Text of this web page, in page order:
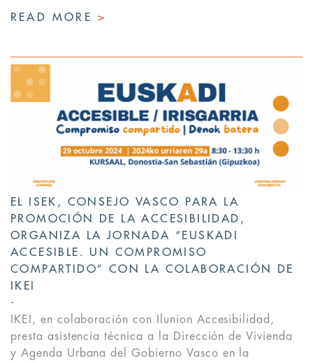
READ MORE >
EL ISEK, CONSEJO VASCO PARA LA
PROMOCIÓN DE LA ACCESIBILIDAD,
ORGANIZA LA JORNADA “EUSKADI
ACCESIBLE. UN COMPROMISO
COMPARTIDO” CON LA COLABORACIÓN DE
IKEI
IKEI, en colaboración con Ilunion Accesibilidad,
presta asistencia técnica a la Dirección de Vivienda
y Agenda Urbana del Gobierno Vasco en la